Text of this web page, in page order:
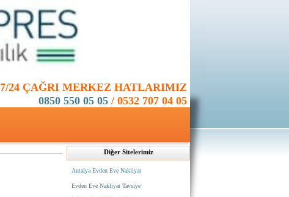
7/24 ÇAĞRI MERKEZ HATLARIMIZ
0850 550 05 05 / 0532 707 04 05
Diğer Sitelerimiz
Antalya Evden Eve Nakliyat
Evden Eve Nakliyat Tavsiye